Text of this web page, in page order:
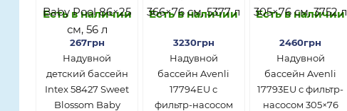
Есть в наличии
267грн
Надувной
детский бассейн
Intex 58427 Sweet
Blossom Baby
Есть в наличии
3230грн
Надувной
бассейн Avenli
17794EU с
фильтр-насосом
Есть в наличии
2460грн
Надувной
бассейн Avenli
17793EU с фильтр-
насосом 305×76